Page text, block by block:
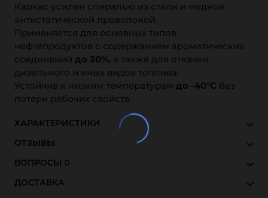
Каркас усилен спиралью из стали и медной
антистатической проволокой.
Применяется для основных типов
нефтепродуктов с содержанием ароматических
соединений до 30%, а также для откачки
дизельного и иных видов топлива.
Устойчив к низким температурам до -40°С без
потери рабочих свойств.
ХАРАКТЕРИСТИКИ
ОТЗЫВЫ
ВОПРОСЫ 0
ДОСТАВКА